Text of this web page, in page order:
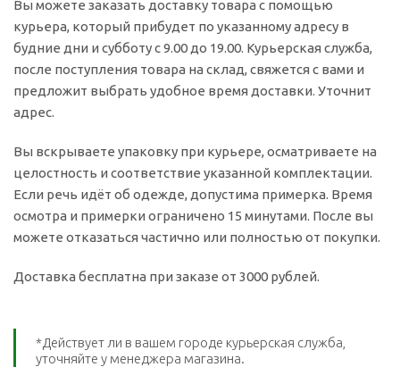
Вы можете заказать доставку товара с помощью
курьера, который прибудет по указанному адресу в
будние дни и субботу с 9.00 до 19.00. Курьерская служба,
после поступления товара на склад, свяжется с вами и
предложит выбрать удобное время доставки. Уточнит
адрес.
Вы вскрываете упаковку при курьере, осматриваете на
целостность и соответствие указанной комплектации.
Если речь идёт об одежде, допустима примерка. Время
осмотра и примерки ограничено 15 минутами. После вы
можете отказаться частично или полностью от покупки.
Доставка бесплатна при заказе от 3000 рублей.
*Действует ли в вашем городе курьерская служба,
уточняйте у менеджера магазина.